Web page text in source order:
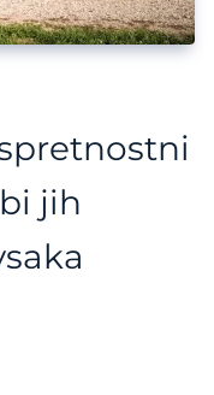
jih